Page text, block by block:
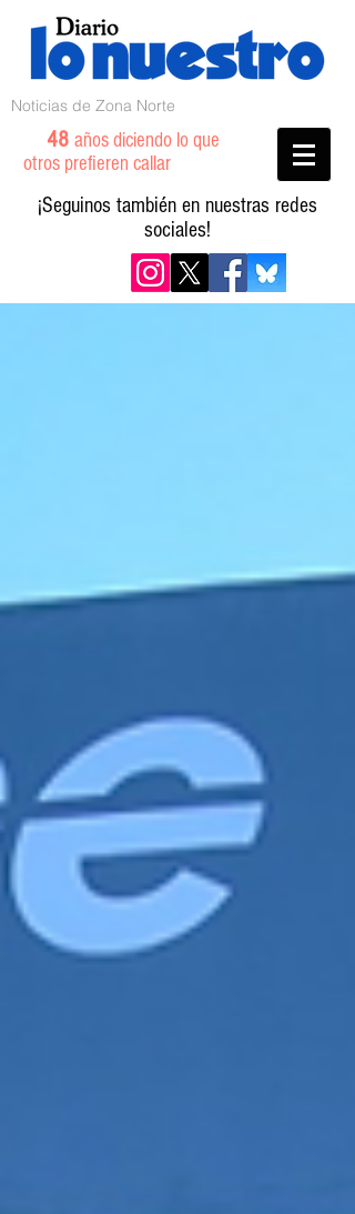
Noticias de Zona Norte
48 años diciendo lo que
otros prefieren callar
¡Seguinos también en nuestras redes
sociales!